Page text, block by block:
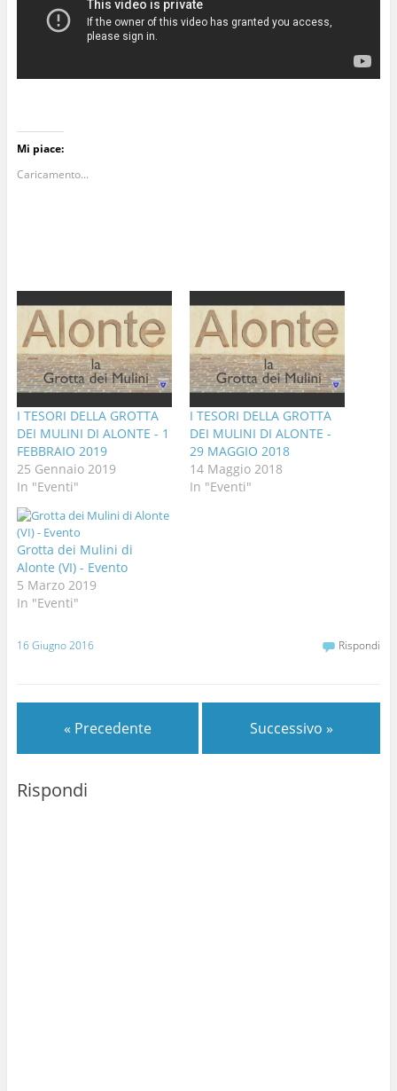
Mi piace:
Caricamento...
I TESORI DELLA GROTTA
DEI MULINI DI ALONTE - 1
FEBBRAIO 2019
25 Gennaio 2019
In "Eventi"
I TESORI DELLA GROTTA
DEI MULINI DI ALONTE -
29 MAGGIO 2018
14 Maggio 2018
In "Eventi"
Grotta dei Mulini di
Alonte (VI) - Evento
5 Marzo 2019
In "Eventi"
16 Giugno 2016 Rispondi
« Precedente Successivo »
Rispondi